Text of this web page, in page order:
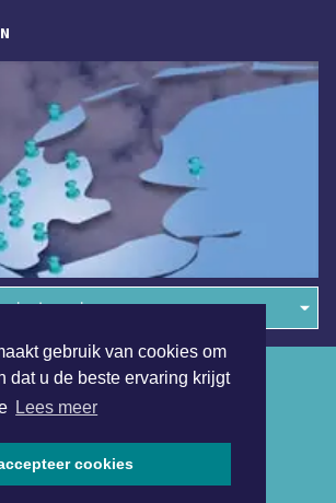
gebruik van cookies om
dat u de beste ervaring krijgt
Lees meer
cookies
in de regio